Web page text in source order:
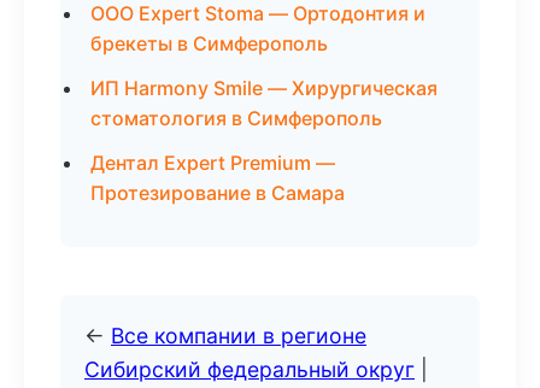
ООО Expert Stoma — Ортодонтия и
брекеты в Симферополь
ИП Harmony Smile — Хирургическая
стоматология в Симферополь
Дентал Expert Premium —
Протезирование в Самара
← Все компании в регионе
Сибирский федеральный округ